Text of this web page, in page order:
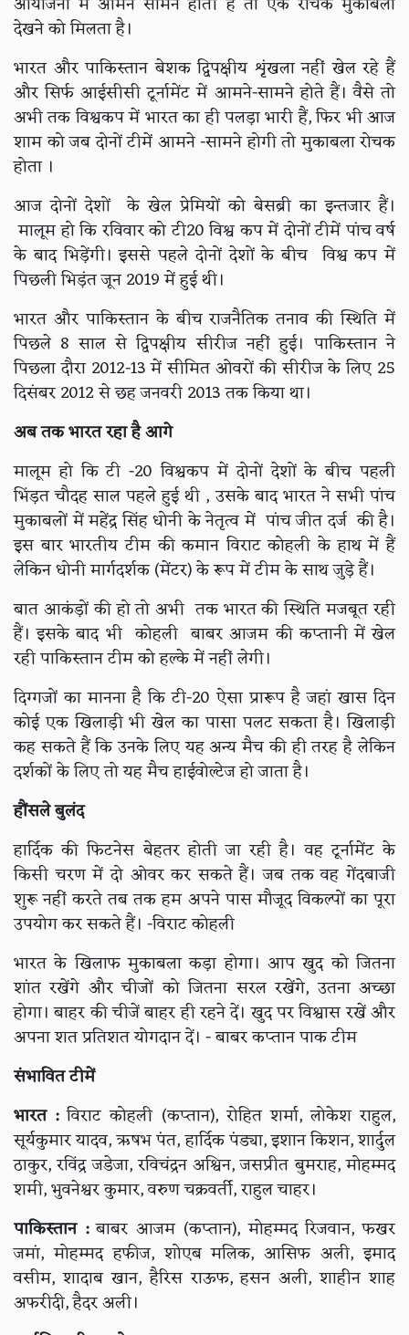
देखने को मिलता है।
भारत और पाकिस्तान बेशक द्विपक्षीय शृंखला नहीं खेल रहे हैं
और सिर्फ आईसीसी टूर्नामेंट में आमने-सामने होते हैं। वैसे तो
अभी तक विश्वकप में भारत का ही पलड़ा भारी हैं, फिर भी आज
शाम को जब दोनों टीमें आमने -सामने होगी तो मुकाबला रोचक
होता ।
आज दोनों देशों के खेल प्रेमियों को बेसब्री का इन्तजार हैं।
मालूम हो कि रविवार को टी20 विश्व कप में दोनों टीमें पांच वर्ष
के बाद भिड़ेंगी। इससे पहले दोनों देशों के बीच विश्व कप में
पिछली भिड़ंत जून 2019 में हुई थी।
भारत और पाकिस्तान के बीच राजनैतिक तनाव की स्थिति में
पिछले 8 साल से द्विपक्षीय सीरीज नहीं हुई। पाकिस्तान ने
पिछला दौरा 2012-13 में सीमित ओवरों की सीरीज के लिए 25
दिसंबर 2012 से छह जनवरी 2013 तक किया था।
अब तक भारत रहा है आगे
मालूम हो कि टी -20 विश्वकप में दोनों देशों के बीच पहली
भिंड़त चौदह साल पहले हुई थी , उसके बाद भारत ने सभी पांच
मुकाबलों में महेंद्र सिंह धोनी के नेतृत्व में पांच जीत दर्ज की है।
इस बार भारतीय टीम की कमान विराट कोहली के हाथ में हैं
लेकिन धोनी मार्गदर्शक (मेंटर) के रूप में टीम के साथ जुड़े हैं।
बात आकंड़ों की हो तो अभी तक भारत की स्थिति मजबूत रही
हैं। इसके बाद भी कोहली बाबर आजम की कप्तानी में खेल
रही पाकिस्तान टीम को हल्के में नहीं लेगी।
दिग्गजों का मानना है कि टी-20 ऐसा प्रारूप है जहां खास दिन
कोई एक खिलाड़ी भी खेल का पासा पलट सकता है। खिलाड़ी
कह सकते हैं कि उनके लिए यह अन्य मैच की ही तरह है लेकिन
दर्शकों के लिए तो यह मैच हाईवोल्टेज हो जाता है।
हौंसले बुलंद
हार्दिक की फिटनेस बेहतर होती जा रही है। वह टूर्नामेंट के
किसी चरण में दो ओवर कर सकते हैं। जब तक वह गेंदबाजी
शुरू नहीं करते तब तक हम अपने पास मौजूद विकल्पों का पूरा
उपयोग कर सकते हैं। -विराट कोहली
भारत के खिलाफ मुकाबला कड़ा होगा। आप खुद को जितना
शांत रखेंगे और चीजों को जितना सरल रखेंगे, उतना अच्छा
होगा। बाहर की चीजें बाहर ही रहने दें। खुद पर विश्वास रखें और
अपना शत प्रतिशत योगदान दें। - बाबर कप्तान पाक टीम
संभावित टीमें
भारत :विराट कोहली (कप्तान), रोहित शर्मा, लोकेश राहुल,
सूर्यकुमार यादव, ऋषभ पंत, हार्दिक पंड्या, इशान किशन, शार्दुल
ठाकुर, रविंद्र जडेजा, रविचंद्रन अश्विन, जसप्रीत बुमराह, मोहम्मद
शमी, भुवनेश्वर कुमार, वरुण चक्रवर्ती, राहुल चाहर।
पाकिस्तान :बाबर आजम (कप्तान), मोहम्मद रिजवान, फखर
जमां, मोहम्मद हफीज, शोएब मलिक, आसिफ अली, इमाद
वसीम, शादाब खान, हैरिस राऊफ, हसन अली, शाहीन शाह
अफरीदी, हैदर अली।